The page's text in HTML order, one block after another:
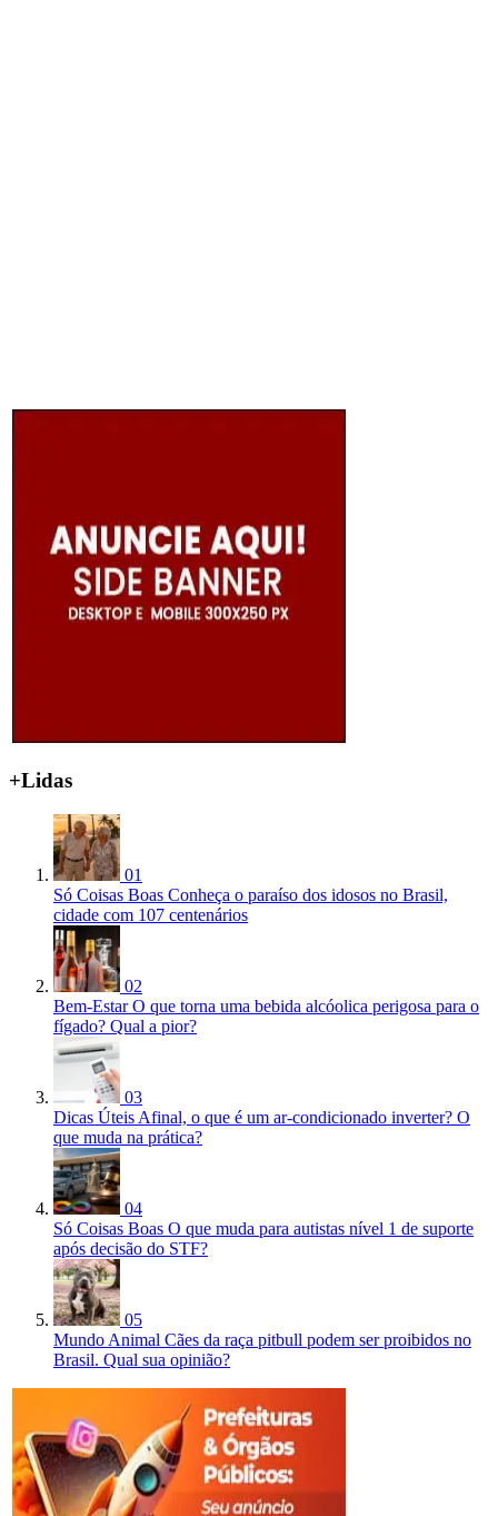
+Lidas
01
Só Coisas Boas Conheça o paraíso dos idosos no Brasil,
cidade com 107 centenários
02
Bem-Estar O que torna uma bebida alcóolica perigosa para o
fígado? Qual a pior?
03
Dicas Úteis Afinal, o que é um ar-condicionado inverter? O
que muda na prática?
04
Só Coisas Boas O que muda para autistas nível 1 de suporte
após decisão do STF?
05
Mundo Animal Cães da raça pitbull podem ser proibidos no
Brasil. Qual sua opinião?